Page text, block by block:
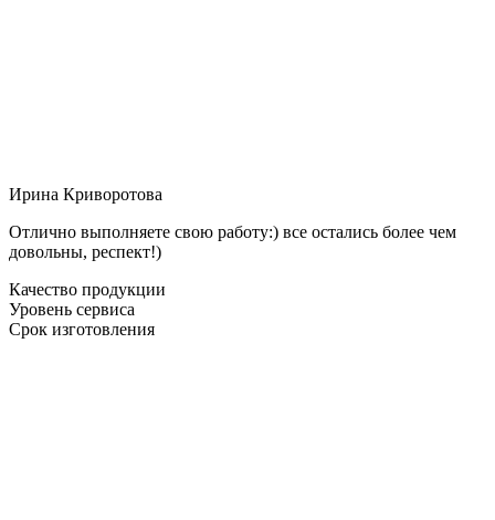
Ирина Криворотова
Отлично выполняете свою работу:) все остались более чем
довольны, респект!)
Качество продукции
Уровень сервиса
Срок изготовления